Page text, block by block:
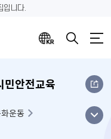
입니다.
민안전교육
운동
메뉴
열기